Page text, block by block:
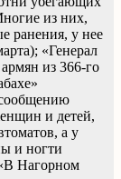
из них,
ранения, у нее
«Генерал
из 366-го
и детей,
а у
и ногти
Нагорном